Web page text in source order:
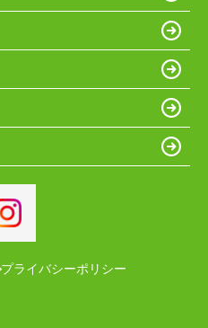
プライバシーポリシー